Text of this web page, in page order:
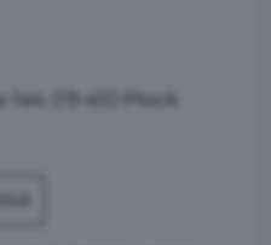
09-410 Płock